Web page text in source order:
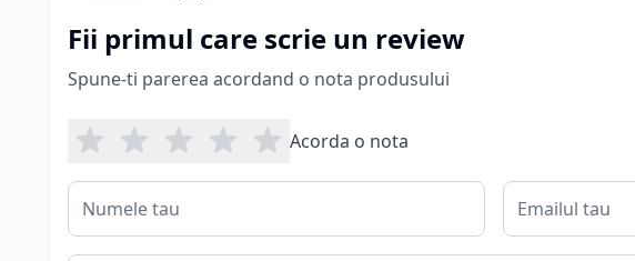
Fii primul care scrie un review
Spune-ti parerea acordand o nota produsului
Acorda o nota